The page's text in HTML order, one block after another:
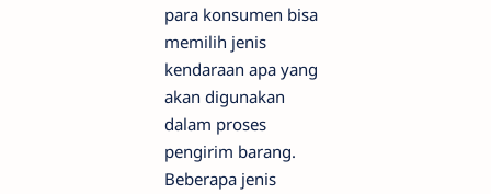
para konsumen bisa
memilih jenis
kendaraan apa yang
akan digunakan
dalam proses
pengirim barang.
Beberapa jenis